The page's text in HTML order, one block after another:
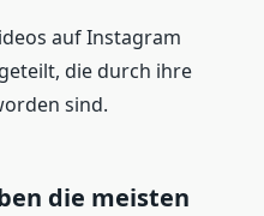
auf Instagram
die durch ihre
sind.
die meisten